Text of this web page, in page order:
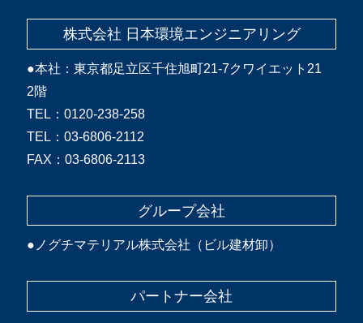
株式会社 日本環境エンジニアリング
●本社：東京都足立区千住旭町21-7クワイエット21
2階
TEL：0120-238-258
TEL：03-6806-2112
FAX：03-6806-2113
グループ会社
● ノグチマテリアル株式会社（ビル建材卸）
パートナー会社